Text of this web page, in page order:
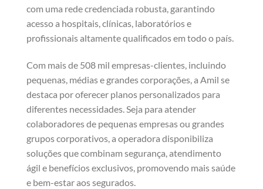
com uma rede credenciada robusta, garantindo
acesso a hospitais, clínicas, laboratórios e
profissionais altamente qualificados em todo o país.
Com mais de 508 mil empresas-clientes, incluindo
pequenas, médias e grandes corporações, a Amil se
destaca por oferecer planos personalizados para
diferentes necessidades. Seja para atender
colaboradores de pequenas empresas ou grandes
grupos corporativos, a operadora disponibiliza
soluções que combinam segurança, atendimento
ágil e benefícios exclusivos, promovendo mais saúde
e bem-estar aos segurados.